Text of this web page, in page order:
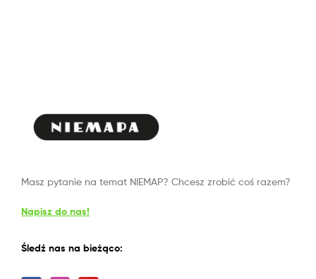
Masz pytanie na temat NIEMAP? Chcesz zrobić coś razem?
Napisz do nas!
Śledź nas na bieżąco: